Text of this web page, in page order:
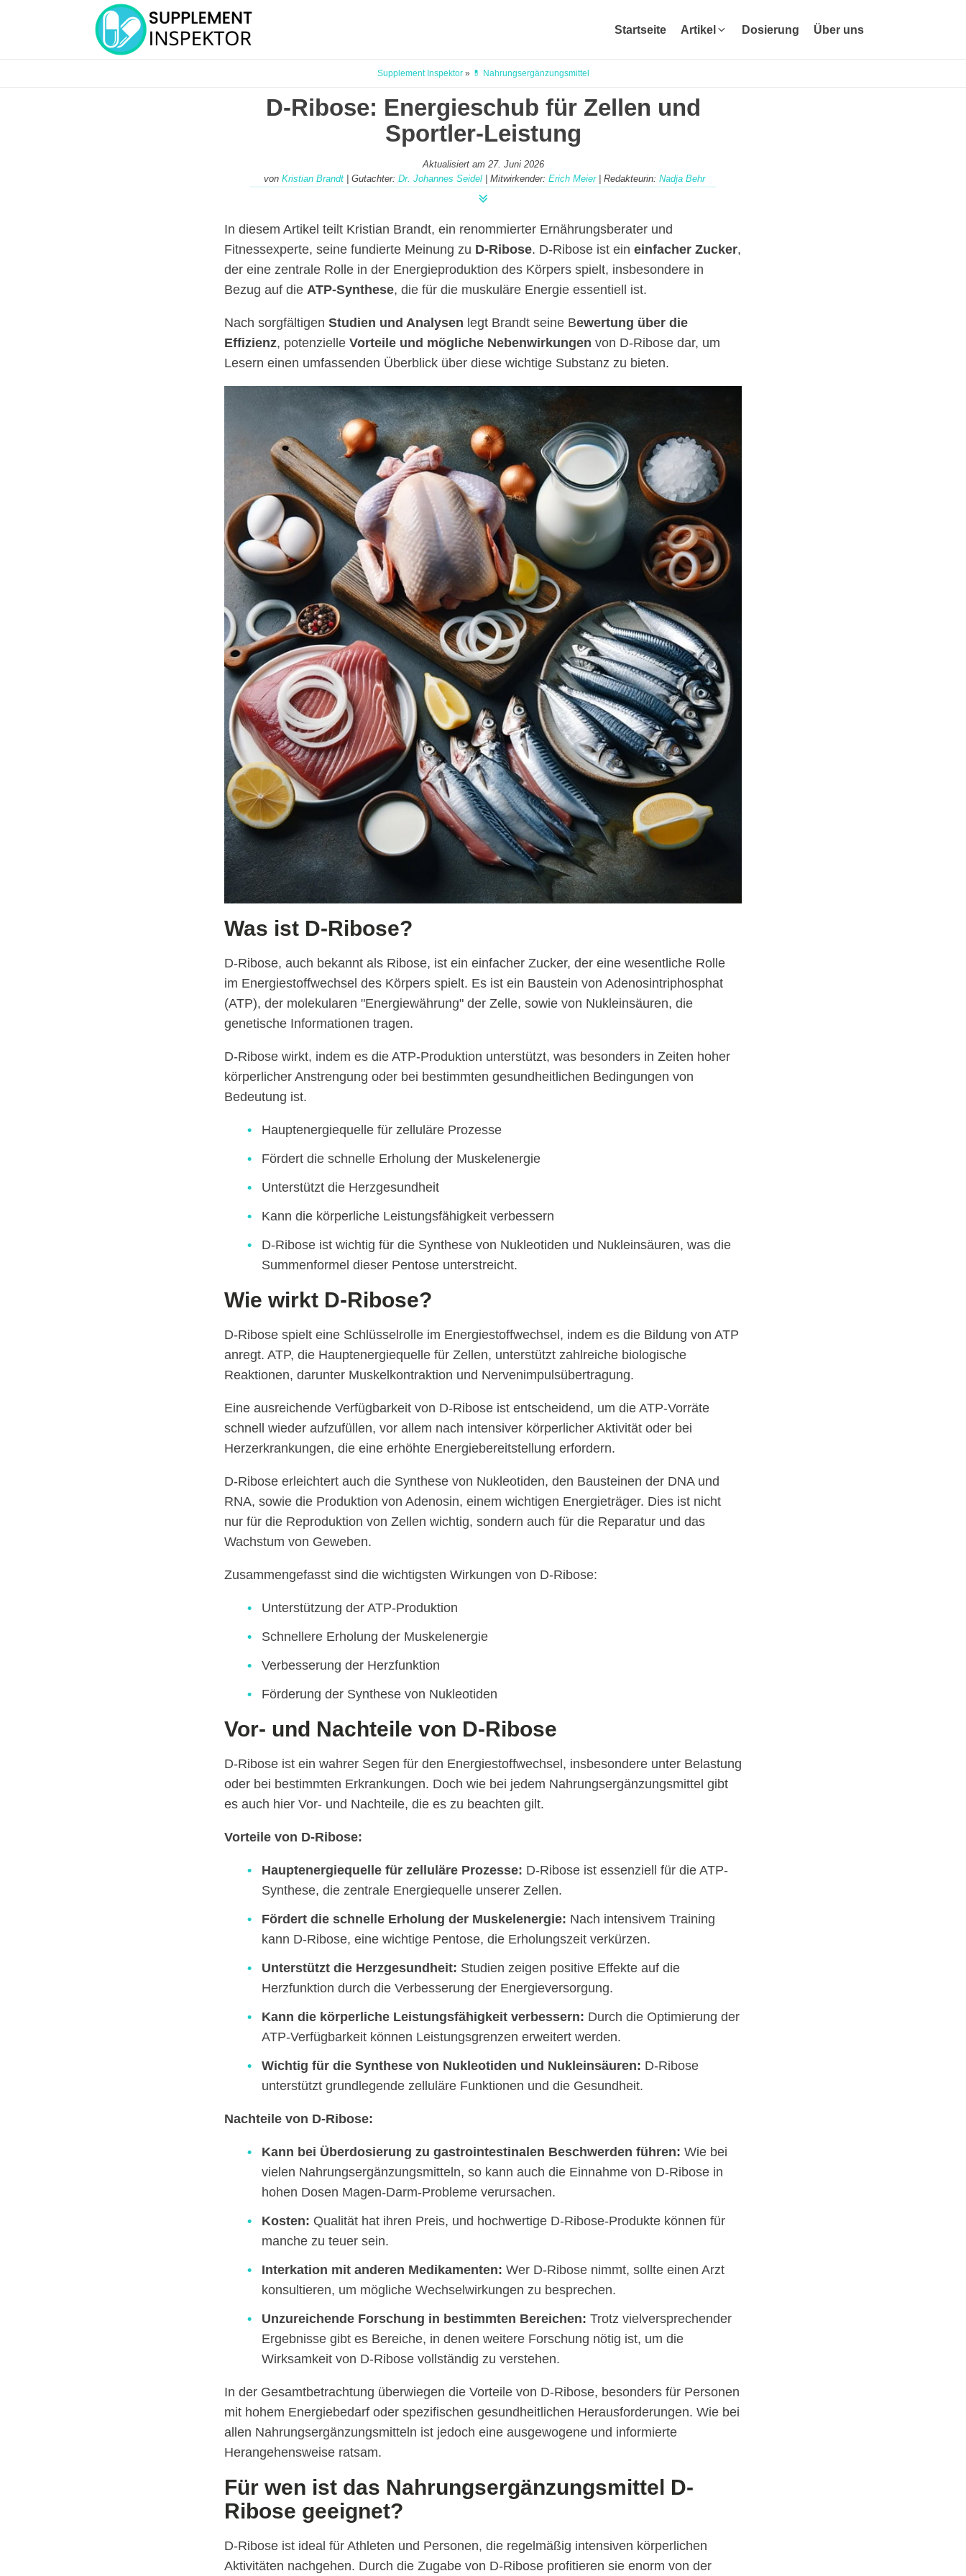
Startseite Artikel Dosierung Über uns
Supplement Inspektor» 💊 Nahrungsergänzungsmittel
D-Ribose: Energieschub für Zellen und
Sportler-Leistung
Aktualisiert am 27. Juni 2026
von Kristian Brandt | Gutachter: Dr. Johannes Seidel | Mitwirkender: Erich Meier| Redakteurin: Nadja Behr
In diesem Artikel teilt Kristian Brandt, ein renommierter Ernährungsberater und
Fitnessexperte, seine fundierte Meinung zu D-Ribose. D-Ribose ist ein einfacher Zucker,
der eine zentrale Rolle in der Energieproduktion des Körpers spielt, insbesondere in
Bezug auf die ATP-Synthese, die für die muskuläre Energie essentiell ist.
Nach sorgfältigen Studien und Analysen legt Brandt seine Bewertung über die
Effizienz, potenzielle Vorteile und mögliche Nebenwirkungen von D-Ribose dar, um
Lesern einen umfassenden Überblick über diese wichtige Substanz zu bieten.
Was ist D-Ribose?
D-Ribose, auch bekannt als Ribose, ist ein einfacher Zucker, der eine wesentliche Rolle
im Energiestoffwechsel des Körpers spielt. Es ist ein Baustein von Adenosintriphosphat
(ATP), der molekularen "Energiewährung" der Zelle, sowie von Nukleinsäuren, die
genetische Informationen tragen.
D-Ribose wirkt, indem es die ATP-Produktion unterstützt, was besonders in Zeiten hoher
körperlicher Anstrengung oder bei bestimmten gesundheitlichen Bedingungen von
Bedeutung ist.
Hauptenergiequelle für zelluläre Prozesse
Fördert die schnelle Erholung der Muskelenergie
Unterstützt die Herzgesundheit
Kann die körperliche Leistungsfähigkeit verbessern
D-Ribose ist wichtig für die Synthese von Nukleotiden und Nukleinsäuren, was die
Summenformel dieser Pentose unterstreicht.
Wie wirkt D-Ribose?
D-Ribose spielt eine Schlüsselrolle im Energiestoffwechsel, indem es die Bildung von ATP
anregt. ATP, die Hauptenergiequelle für Zellen, unterstützt zahlreiche biologische
Reaktionen, darunter Muskelkontraktion und Nervenimpulsübertragung.
Eine ausreichende Verfügbarkeit von D-Ribose ist entscheidend, um die ATP-Vorräte
schnell wieder aufzufüllen, vor allem nach intensiver körperlicher Aktivität oder bei
Herzerkrankungen, die eine erhöhte Energiebereitstellung erfordern.
D-Ribose erleichtert auch die Synthese von Nukleotiden, den Bausteinen der DNA und
RNA, sowie die Produktion von Adenosin, einem wichtigen Energieträger. Dies ist nicht
nur für die Reproduktion von Zellen wichtig, sondern auch für die Reparatur und das
Wachstum von Geweben.
Zusammengefasst sind die wichtigsten Wirkungen von D-Ribose:
Unterstützung der ATP-Produktion
Schnellere Erholung der Muskelenergie
Verbesserung der Herzfunktion
Förderung der Synthese von Nukleotiden
Vor- und Nachteile von D-Ribose
D-Ribose ist ein wahrer Segen für den Energiestoffwechsel, insbesondere unter Belastung
oder bei bestimmten Erkrankungen. Doch wie bei jedem Nahrungsergänzungsmittel gibt
es auch hier Vor- und Nachteile, die es zu beachten gilt.
Vorteile von D-Ribose:
Hauptenergiequelle für zelluläre Prozesse: D-Ribose ist essenziell für die ATP-
Synthese, die zentrale Energiequelle unserer Zellen.
Fördert die schnelle Erholung der Muskelenergie: Nach intensivem Training
kann D-Ribose, eine wichtige Pentose, die Erholungszeit verkürzen.
Unterstützt die Herzgesundheit: Studien zeigen positive Effekte auf die
Herzfunktion durch die Verbesserung der Energieversorgung.
Kann die körperliche Leistungsfähigkeit verbessern: Durch die Optimierung der
ATP-Verfügbarkeit können Leistungsgrenzen erweitert werden.
Wichtig für die Synthese von Nukleotiden und Nukleinsäuren: D-Ribose
unterstützt grundlegende zelluläre Funktionen und die Gesundheit.
Nachteile von D-Ribose:
Kann bei Überdosierung zu gastrointestinalen Beschwerden führen: Wie bei
vielen Nahrungsergänzungsmitteln, so kann auch die Einnahme von D-Ribose in
hohen Dosen Magen-Darm-Probleme verursachen.
Kosten: Qualität hat ihren Preis, und hochwertige D-Ribose-Produkte können für
manche zu teuer sein.
Interkation mit anderen Medikamenten: Wer D-Ribose nimmt, sollte einen Arzt
konsultieren, um mögliche Wechselwirkungen zu besprechen.
Unzureichende Forschung in bestimmten Bereichen: Trotz vielversprechender
Ergebnisse gibt es Bereiche, in denen weitere Forschung nötig ist, um die
Wirksamkeit von D-Ribose vollständig zu verstehen.
In der Gesamtbetrachtung überwiegen die Vorteile von D-Ribose, besonders für Personen
mit hohem Energiebedarf oder spezifischen gesundheitlichen Herausforderungen. Wie bei
allen Nahrungsergänzungsmitteln ist jedoch eine ausgewogene und informierte
Herangehensweise ratsam.
Für wen ist das Nahrungsergänzungsmittel D-
Ribose geeignet?
D-Ribose ist ideal für Athleten und Personen, die regelmäßig intensiven körperlichen
Aktivitäten nachgehen. Durch die Zugabe von D-Ribose profitieren sie enorm von der